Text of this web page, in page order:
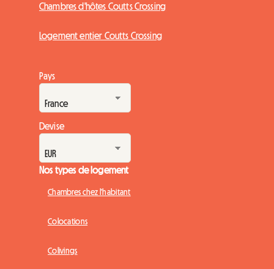
Chambres d'hôtes Coutts Crossing
Logement entier Coutts Crossing
Pays
Devise
Nos types de logement
Chambres chez l'habitant
Colocations
Colivings